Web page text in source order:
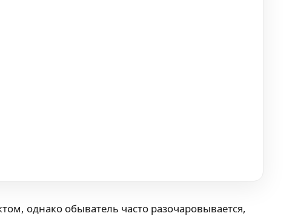
однако обыватель часто разочаровывается,